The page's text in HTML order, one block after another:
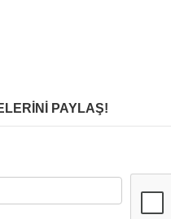
PAYLAŞ!